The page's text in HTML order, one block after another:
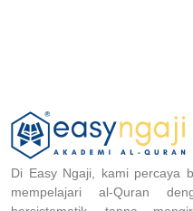
Di Easy Ngaji, kami percaya
mempelajari al-Quran